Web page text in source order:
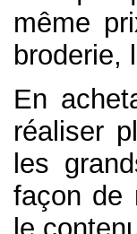
même
broderie,
En
réaliser
les
façon de